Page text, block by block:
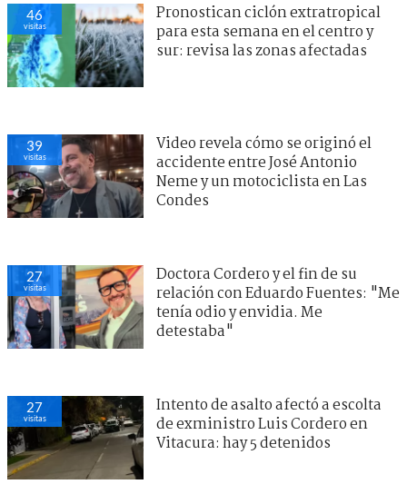
46
visitas
Pronostican ciclón extratropical
para esta semana en el centro y
sur: revisa las zonas afectadas
39
visitas
Video revela cómo se originó el
accidente entre José Antonio
Neme y un motociclista en Las
Condes
27
visitas
Doctora Cordero y el fin de su
relación con Eduardo Fuentes: "Me
tenía odio y envidia. Me
detestaba"
27
visitas
Intento de asalto afectó a escolta
de exministro Luis Cordero en
Vitacura: hay 5 detenidos